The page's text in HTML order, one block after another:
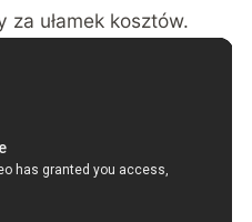
ułamek kosztów.